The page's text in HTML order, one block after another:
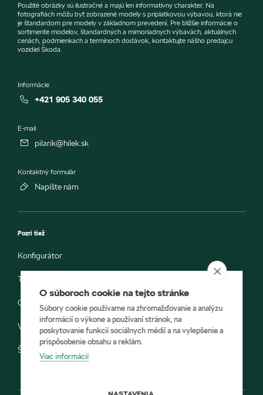
Použité obrázky sú ilustračné a majú len informatívny charakter. Na
fotografiách môžu byť zobrazené modely s príplatkovou výbavou, ktorá nie
je štandardom pre modely v základnom prevedení. Pre bližšie informácie o
sortimente modelov, štandardných a mimoriadnych výbavách, aktuálnych
cenách, podmienkach a termínoch dodávok, kontaktujte nášho predajcu
vozidiel Škoda.
Informácie
+421 905 340 055
E-mail
pilarik@hilek.sk
Kontaktný formulár
Napíšte nám
Pozri tiež
Konfigurátor
Testovacia jazda
Objednávka do servisu
Vozidlá ihneď k odberu
Škoda E-shop
O súboroch cookie na tejto stránke
Súbory cookie používame na zhromažďovanie a analýzu
informácií o výkone a používaní stránok, na
poskytovanie funkcií sociálnych médií a na vylepšenie a
prispôsobenie obsahu a reklám.
Viac informácií
NASTAVENIA